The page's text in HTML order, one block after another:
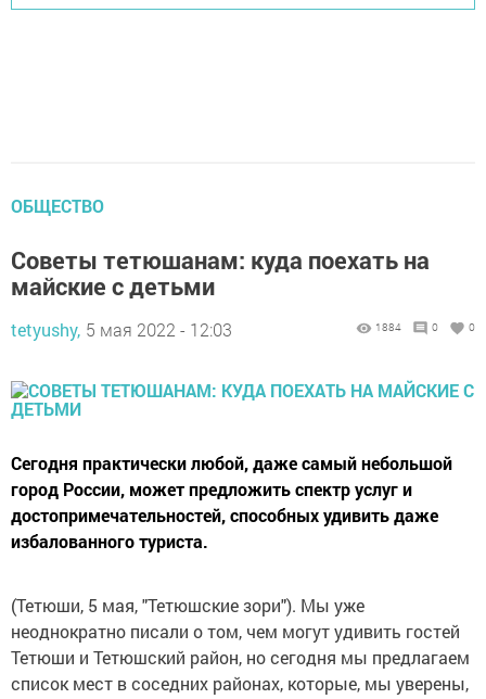
ОБЩЕСТВО
Советы тетюшанам: куда поехать на
майские с детьми
tetyushy, 5 мая 2022 - 12:03 1884 0 0
Сегодня практически любой, даже самый небольшой
город России, может предложить спектр услуг и
достопримечательностей, способных удивить даже
избалованного туриста.
(Тетюши, 5 мая, "Тетюшские зори"). Мы уже
неоднократно писали о том, чем могут удивить гостей
Тетюши и Тетюшский район, но сегодня мы предлагаем
список мест в соседних районах, которые, мы уверены,